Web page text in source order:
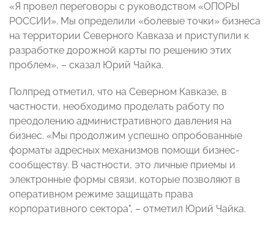
«Я провел переговоры с руководством «ОПОРЫ
РОССИИ». Мы определили «болевые точки» бизнеса
на территории Северного Кавказа и приступили к
разработке дорожной карты по решению этих
проблем», – сказал Юрий Чайка.
Полпред отметил, что на Северном Кавказе, в
частности, необходимо проделать работу по
преодолению административного давления на
бизнес. «Мы продолжим успешно опробованные
форматы адресных механизмов помощи бизнес-
сообществу. В частности, это личные приемы и
электронные формы связи, которые позволяют в
оперативном режиме защищать права
корпоративного сектора", – отметил Юрий Чайка.